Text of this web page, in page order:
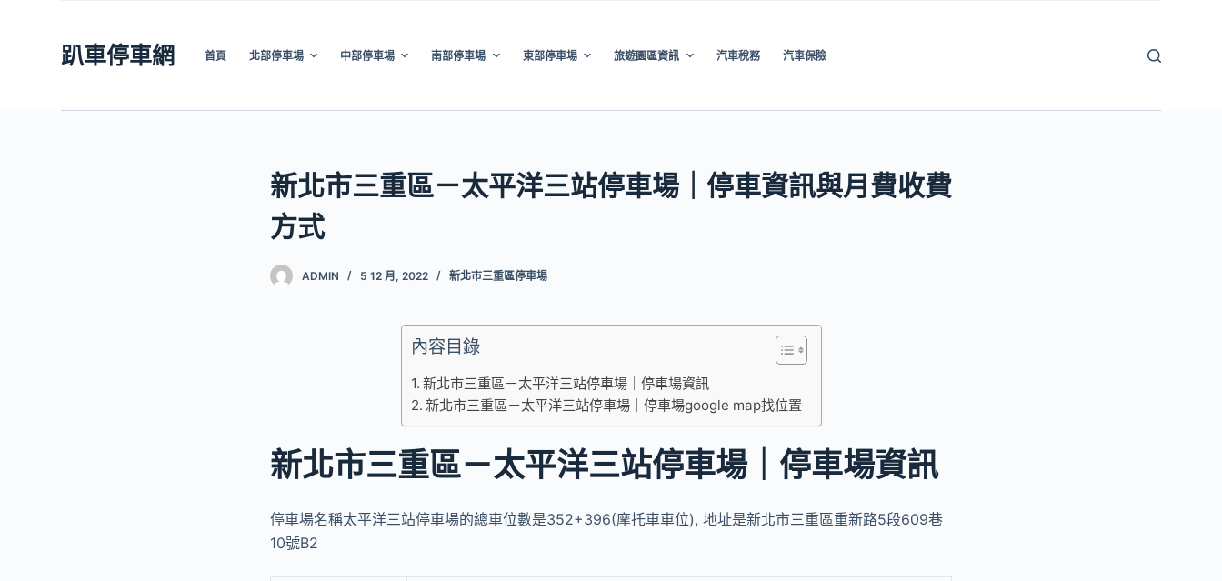
趴車停車網 首頁 北部停車場 中部停車場 南部停車場 東部停車場 旅遊園區資訊 汽車稅務 汽車保險
新北市三重區－太平洋三站停車場｜停車資訊與月費收費
方式
ADMIN 5 12 月, 2022 新北市三重區停車場
內容目錄
新北市三重區－太平洋三站停車場｜停車場資訊
新北市三重區－太平洋三站停車場｜停車場google map找位置
新北市三重區－太平洋三站停車場｜停車場資訊
停車場名稱太平洋三站停車場的總車位數是352+396(摩托車車位), 地址是新北市三重區重新路5段609巷
10號B2